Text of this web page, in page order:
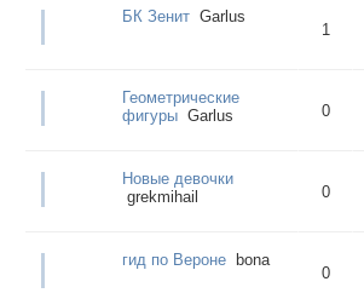
БК Зенит Garlus
1
Геометрические
фигуры Garlus 0
Новые девочки
grekmihail
0
гид по Вероне bona
0